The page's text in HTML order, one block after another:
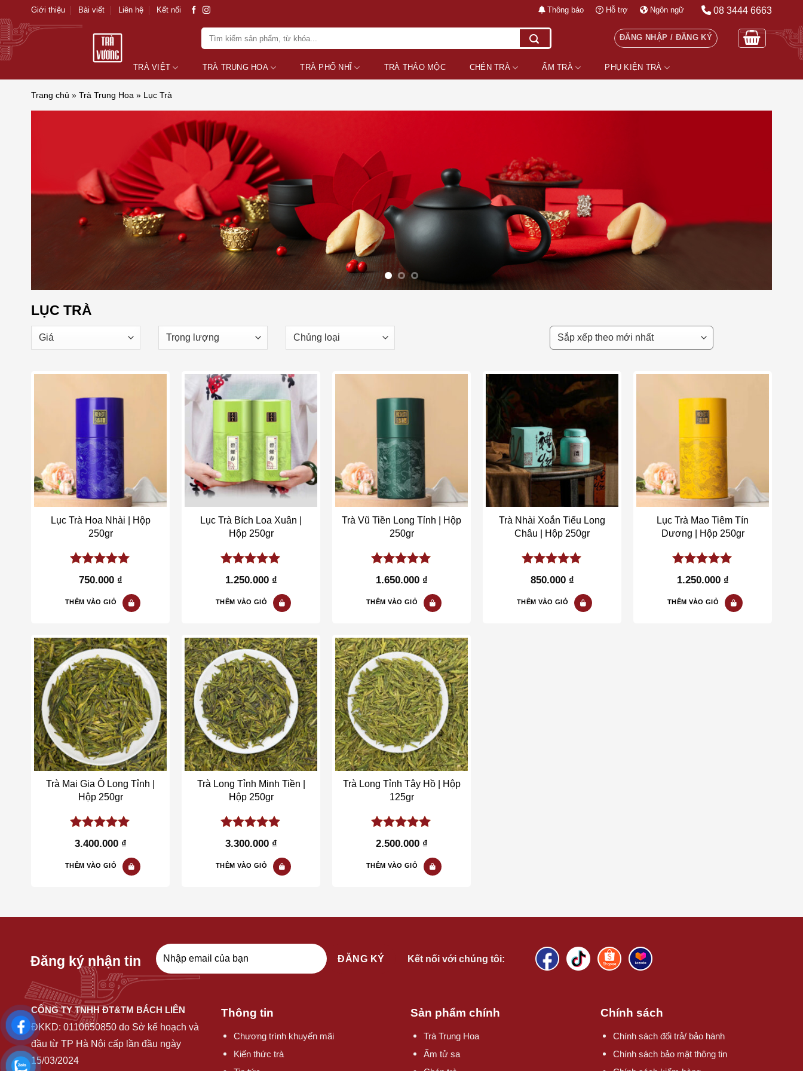
to
content
Giới thiệu Bài viết Liên hệ Kết nối Thông báo Hỗ trợ Ngôn ngữ 08 3444 6663
Tìm
ĐĂNG NHẬP / ĐĂNG KÝ
TRÀ VIỆT TRÀ TRUNG HOA TRÀ PHỔ NHĨ TRÀ THẢO MỘC CHÉN TRÀ ẤM TRÀ PHỤ KIỆN TRÀ
Trang chủ » Trà Trung Hoa » Lục Trà
LỤC TRÀ
Add to wishlist
Lục Trà Hoa Nhài | Hộp
250gr
5.00out of
750.000 ₫
THÊM VÀO GIỎ
Add to wishlist
Lục Trà Bích Loa Xuân |
Hộp 250gr
5.00out of
5
1.250.000 ₫
THÊM VÀO GIỎ
Add to wishlist
Trà Vũ Tiền Long Tỉnh | Hộp
250gr
5.00out of
5
1.650.000 ₫
THÊM VÀO GIỎ
Add to wishlist
Trà Nhài Xoắn Tiểu Long
Châu | Hộp 250gr
5.00out of
850.000 ₫
THÊM VÀO GIỎ
Add to wishlist
Lục Trà Mao Tiêm Tín
Dương | Hộp 250gr
5.00out of
5
1.250.000 ₫
THÊM VÀO GIỎ
Add to wishlist
Trà Mai Gia Ô Long Tỉnh |
Hộp 250gr
5.00out of
3.400.000 ₫
THÊM VÀO GIỎ
Add to wishlist
Trà Long Tỉnh Minh Tiền |
Hộp 250gr
5.00out of
3.300.000 ₫
THÊM VÀO GIỎ
Add to wishlist
Trà Long Tỉnh Tây Hồ | Hộp
125gr
5.00out of
2.500.000 ₫
THÊM VÀO GIỎ
Đăng ký nhận tin Kết nối với chúng tôi:
CÔNG TY TNHH ĐT&TM BÁCH LIÊN
ĐKKD: 0110650850 do Sở kế hoạch và
đầu từ TP Hà Nội cấp lần đầu ngày
15/03/2024
Thông tin
Chương trình khuyến mãi
Kiến thức trà
Sản phẩm chính
Trà Trung Hoa
Ấm tử sa
Chính sách
Chính sách đổi trả/ bảo hành
Chính sách bảo mật thông tin